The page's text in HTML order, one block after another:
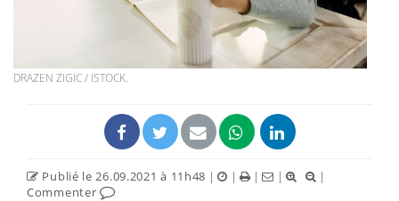
DRAZEN ZIGIC / ISTOCK.
Publié le 26.09.2021 à 11h48 | | | |
|
Commenter